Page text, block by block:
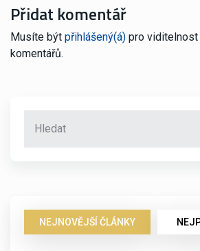
Přidat komentář
Musíte být přihlášený(á) pro viditelnost
komentářů.
NEJNOVĚJŠÍ ČLÁNKY